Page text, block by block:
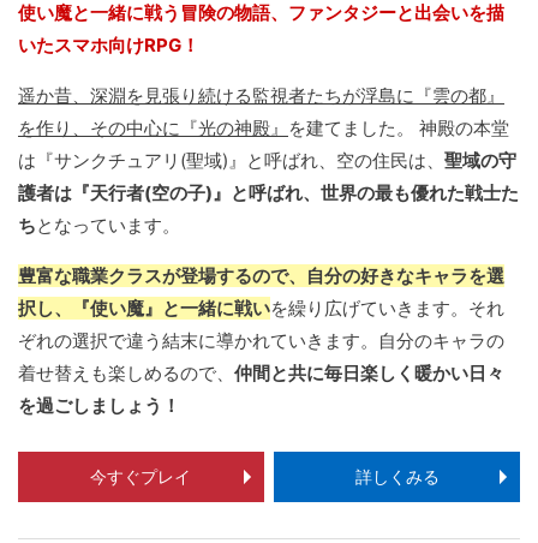
使い魔と一緒に戦う冒険の物語、ファンタジーと出会いを描
いたスマホ向けRPG！
遥か昔、深淵を見張り続ける監視者たちが浮島に『雲の都』
を作り、その中心に『光の神殿』 を建てました。 神殿の本堂
は『サンクチュアリ(聖域)』と呼ばれ、空の住民は、 聖域の守
護者は『天行者(空の子)』と呼ばれ、世界の最も優れた戦士た
ちとなっています。
豊富な職業クラスが登場するので、自分の好きなキャラを選
択し、『使い魔』と一緒に戦いを繰り広げていきます。それ
ぞれの選択で違う結末に導かれていきます。自分のキャラの
着せ替えも楽しめるので、 仲間と共に毎日楽しく暖かい日々
を過ごしましょう！
今すぐプレイ 詳しくみる